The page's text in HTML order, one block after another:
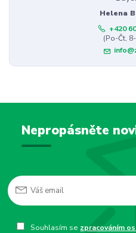
Helena
+420
(Po-Čt,
Nepropásněte
Souhlasím se zpracováním